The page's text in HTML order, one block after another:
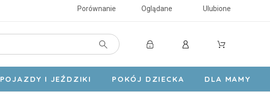
Porównanie Oglądane Ulubione
POJAZDY I JEŹDZIKI POKÓJ DZIECKA DLA MAMY